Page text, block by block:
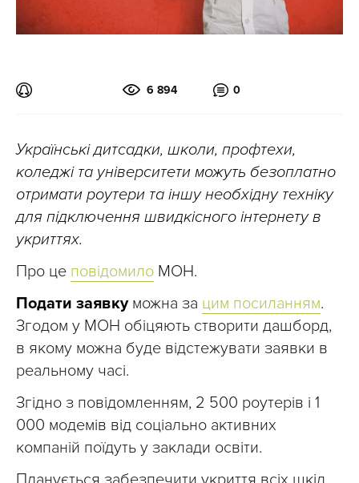
6 894 0
Українські дитсадки, школи, профтехи,
коледжі та університети можуть безоплатно
отримати роутери та іншу необхідну техніку
для підключення швидкісного інтернету в
укриттях.
Про це повідомило МОН.
Подати заявкуможна за цим посиланням.
Згодом у МОН обіцяють створити дашборд,
в якому можна буде відстежувати заявки в
реальному часі.
Згідно з повідомленням, 2 500 роутерів і 1
000 модемів від соціально активних
компаній поїдуть у заклади освіти.